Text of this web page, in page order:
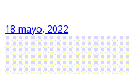
18 mayo, 2022